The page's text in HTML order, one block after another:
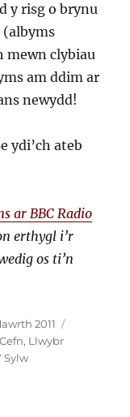
y risg o brynu
(albyms
mewn clybiau
am ddim ar
newydd!
ydi’ch ateb
ar BBC Radio
erthygl i’r
os ti’n
2011
, Llwybr
Sylwar